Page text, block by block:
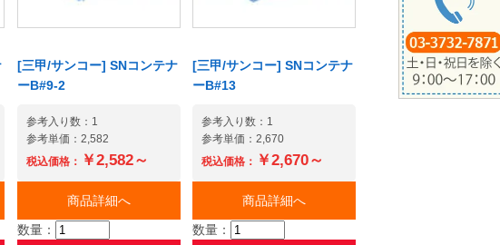
[三甲/サンコー] SNコンテナ
ーB#9-2
参考入り数：1
参考単価：2,582
税込価格： ￥2,582～
商品詳細へ
数量：
[三甲/サンコー] SNコンテナ
ーB#13
参考入り数：1
参考単価：2,670
税込価格： ￥2,670～
商品詳細へ
数量：